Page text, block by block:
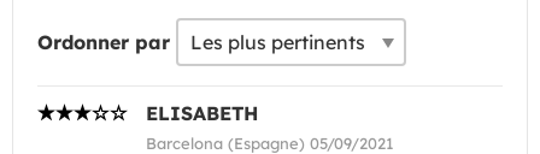
Ordonner par
ELISABETH
Barcelona (Espagne) 05/09/2021